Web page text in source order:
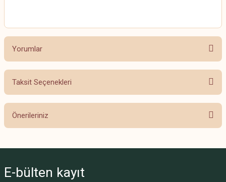
Yorumlar
Taksit Seçenekleri
Önerileriniz
Görüş ve önerileriniz için teşekkür ederiz.
E-bülten kayıt